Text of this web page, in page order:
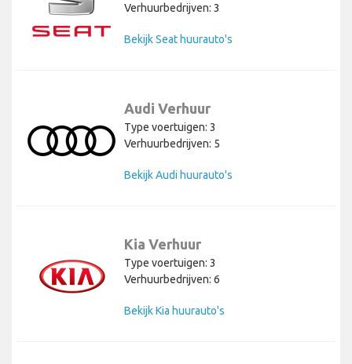
Verhuurbedrijven: 3
Bekijk Seat huurauto's
Audi Verhuur
Type voertuigen: 3
Verhuurbedrijven: 5
Bekijk Audi huurauto's
Kia Verhuur
Type voertuigen: 3
Verhuurbedrijven: 6
Bekijk Kia huurauto's